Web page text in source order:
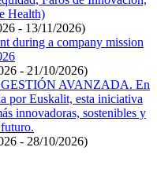
Health)
- 13/11/2026)
during a company mission
- 21/10/2026)
AVANZADA. En
por Euskalit, esta iniciativa
innovadoras, sostenibles y
- 28/10/2026)